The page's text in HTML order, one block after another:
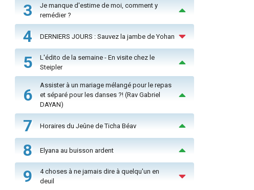
3
Je manque d'estime de moi, comment y
remédier ?
4 DERNIERS JOURS : Sauvez la jambe de Yohan
5
L'édito de la semaine - En visite chez le
Steipler
6
Assister à un mariage mélangé pour le repas
et séparé pour les danses ?! (Rav Gabriel
DAYAN)
7 Horaires du Jeûne de Ticha Béav
8 Elyana au buisson ardent
9
4 choses à ne jamais dire à quelqu'un en
deuil